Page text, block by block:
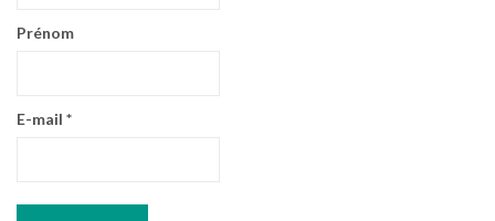
Prénom
E-mail *